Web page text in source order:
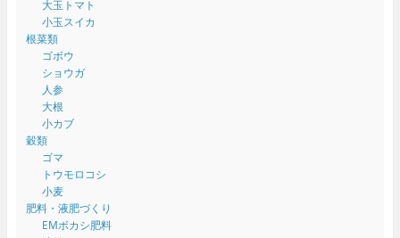
大玉トマト
小玉スイカ
根菜類
ゴボウ
ショウガ
人参
大根
小カブ
穀類
ゴマ
トウモロコシ
小麦
肥料・液肥づくり
EMボカシ肥料